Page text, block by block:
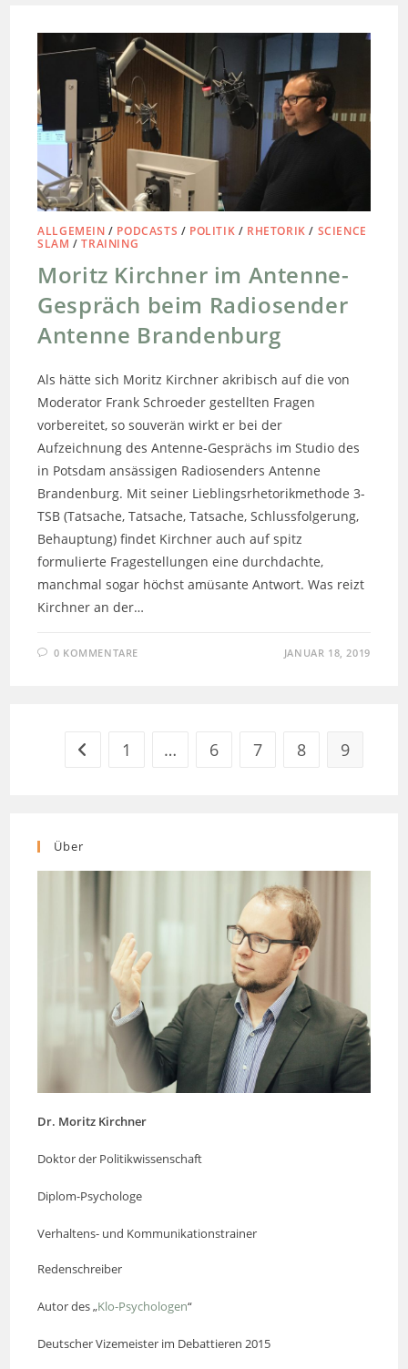
ALLGEMEIN / PODCASTS / POLITIK / RHETORIK / SCIENCE
SLAM /TRAINING
Moritz Kirchner im Antenne-
Gespräch beim Radiosender
Antenne Brandenburg
Als hätte sich Moritz Kirchner akribisch auf die von
Moderator Frank Schroeder gestellten Fragen
vorbereitet, so souverän wirkt er bei der
Aufzeichnung des Antenne-Gesprächs im Studio des
in Potsdam ansässigen Radiosenders Antenne
Brandenburg. Mit seiner Lieblingsrhetorikmethode 3-
TSB (Tatsache, Tatsache, Tatsache, Schlussfolgerung,
Behauptung) findet Kirchner auch auf spitz
formulierte Fragestellungen eine durchdachte,
manchmal sogar höchst amüsante Antwort. Was reizt
Kirchner an der…
0 KOMMENTARE JANUAR 18, 2019
Zur vorherigen Seite
1 … 6 7 8 9
Über
Dr. Moritz Kirchner
Doktor der Politikwissenschaft
Diplom-Psychologe
Verhaltens- und Kommunikationstrainer
Redenschreiber
Autor des „Klo-Psychologen“
Deutscher Vizemeister im Debattieren 2015